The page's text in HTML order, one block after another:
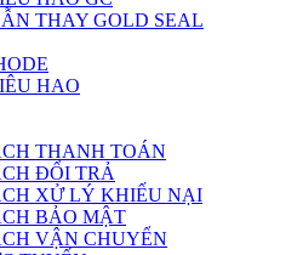
THAY GOLD SEAL
HAO
THANH TOÁN
ĐỔI TRẢ
XỬ LÝ KHIẾU NẠI
BẢO MẬT
VẬN CHUYỂN